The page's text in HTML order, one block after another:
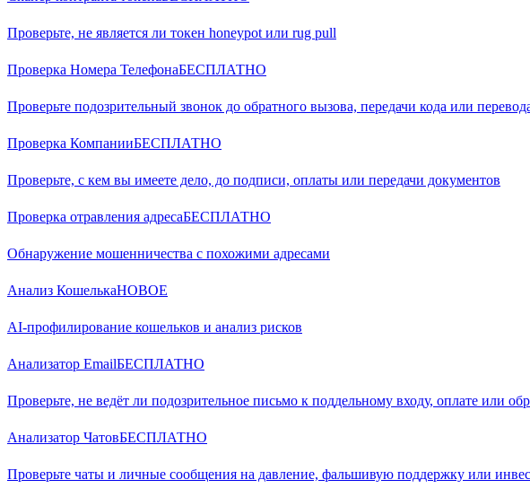
Проверьте, не является ли токен honeypot или rug pull
Проверка Номера ТелефонаБЕСПЛАТНО
Проверьте подозрительный звонок до обратного вызова, передачи кода или
Проверка КомпанииБЕСПЛАТНО
Проверьте, с кем вы имеете дело, до подписи, оплаты или передачи документов
Проверка отравления адресаБЕСПЛАТНО
Обнаружение мошенничества с похожими адресами
Анализ КошелькаНОВОЕ
AI-профилирование кошельков и анализ рисков
Анализатор EmailБЕСПЛАТНО
Проверьте, не ведёт ли подозрительное письмо к поддельному входу, оплате или
Анализатор ЧатовБЕСПЛАТНО
Проверьте чаты и личные сообщения на давление, фальшивую поддержку или